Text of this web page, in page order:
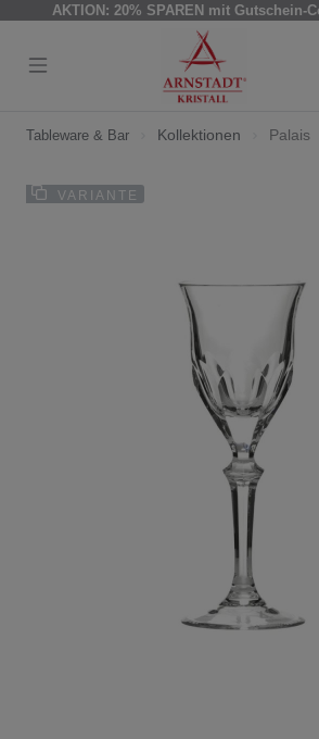
AKTION: 20% SPAREN mit Gutschein-
Tableware & Bar Kollektionen Palais
VARIANTE